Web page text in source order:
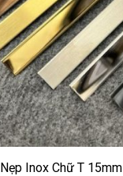
Nẹp Inox Chữ T 15mm